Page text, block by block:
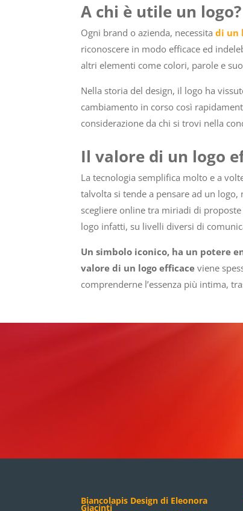
A chi è utile un logo?
Ogni brand o azienda, necessitadi un
riconoscere in modo efficace ed
altri elementi come colori, parole e
Nella storia del design, il logo ha
cambiamento in corso così
considerazione da chi si trovi nella
Il valore di un logo
La tecnologia semplifica molto e a
talvolta si tende a pensare ad un
scegliere online tra miriadi di
logo infatti, su livelli diversi di
Un simbolo iconico, ha un potere
valore di un logo efficace viene
comprenderne l’essenza più intima,
Biancolapis Design di Eleonora
Giacinti